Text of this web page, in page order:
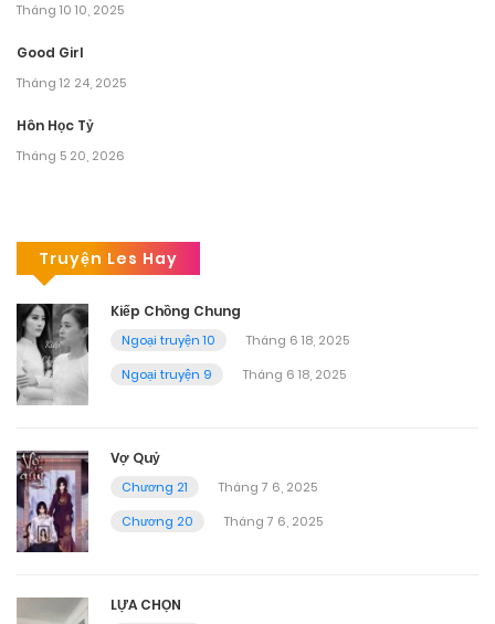
Tháng 10 10, 2025
Good Girl
Tháng 12 24, 2025
Hôn Học Tỷ
Tháng 5 20, 2026
Truyện Les Hay
Kiếp Chồng Chung
Ngoại truyện 10
Tháng 6 18, 2025
Ngoại truyện 9
Tháng 6 18, 2025
Vợ Quỷ
Chương 21
Tháng 7 6, 2025
Chương 20
Tháng 7 6, 2025
LỰA CHỌN